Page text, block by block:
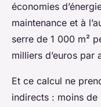
économies
maintenance et à
serre de 1 000 m²
milliers d’euros par
Et ce calcul ne
indirects : moins